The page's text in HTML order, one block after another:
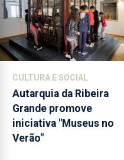
doméstica,
através
da
promoção
competências
pessoais,
emocionais
e
sociais
CULTURA E SOCIAL
Autarquia da Ribeira
Grande promove
iniciativa "Museus no
Verão"